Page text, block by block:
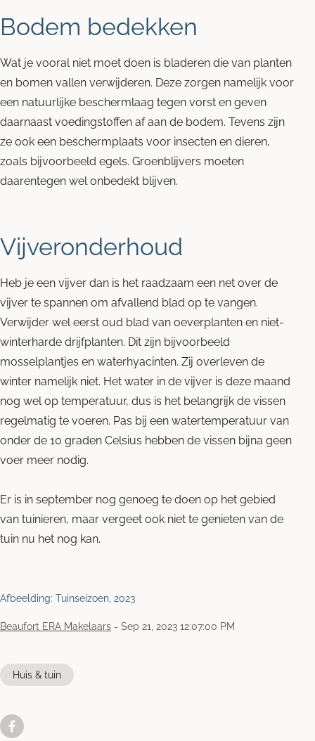
Bodem bedekken
Wat je vooral niet moet doen is bladeren die van planten
en bomen vallen verwijderen. Deze zorgen namelijk voor
een natuurlijke beschermlaag tegen vorst en geven
daarnaast voedingstoffen af aan de bodem. Tevens zijn
ze ook een beschermplaats voor insecten en dieren,
zoals bijvoorbeeld egels. Groenblijvers moeten
daarentegen wel onbedekt blijven.
Vijveronderhoud
Heb je een vijver dan is het raadzaam een net over de
vijver te spannen om afvallend blad op te vangen.
Verwijder wel eerst oud blad van oeverplanten en niet-
winterharde drijfplanten. Dit zijn bijvoorbeeld
mosselplantjes en waterhyacinten. Zij overleven de
winter namelijk niet. Het water in de vijver is deze maand
nog wel op temperatuur, dus is het belangrijk de vissen
regelmatig te voeren. Pas bij een watertemperatuur van
onder de 10 graden Celsius hebben de vissen bijna geen
voer meer nodig.
Er is in september nog genoeg te doen op het gebied
van tuinieren, maar vergeet ook niet te genieten van de
tuin nu het nog kan.
Afbeelding: Tuinseizoen, 2023
Beaufort ERA Makelaars - Sep 21, 2023 12:07:00 PM
Huis & tuin